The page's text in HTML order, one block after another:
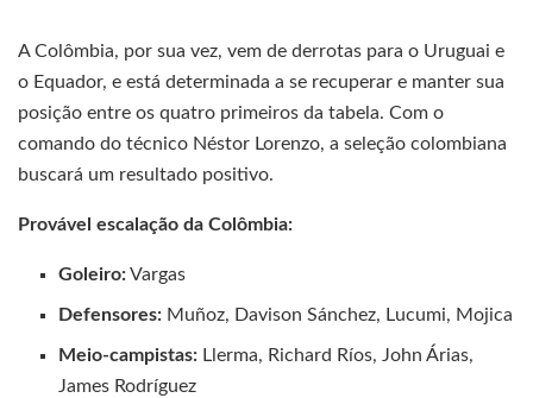
A Colômbia, por sua vez, vem de derrotas para o Uruguai e
o Equador, e está determinada a se recuperar e manter sua
posição entre os quatro primeiros da tabela. Com o
comando do técnico Néstor Lorenzo, a seleção colombiana
buscará um resultado positivo.
Provável escalação da Colômbia:
Goleiro:Vargas
Defensores: Muñoz, Davison Sánchez, Lucumi, Mojica
Meio-campistas: Llerma, Richard Ríos, John Árias,
James Rodríguez